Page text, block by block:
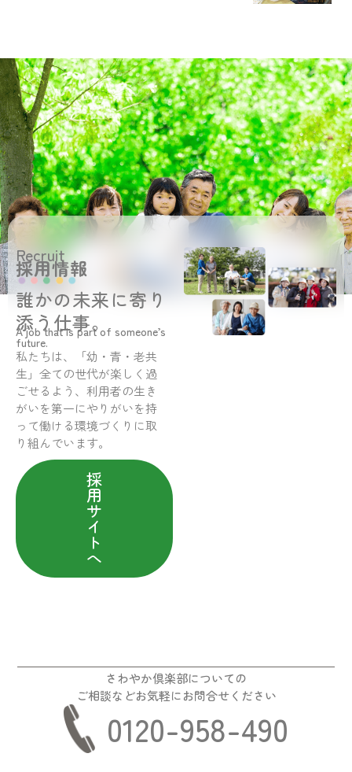
Recruit
採用情報
誰かの未来に寄り
添う仕事。
A job that is part of someone’s
future.
私たちは、「幼・青・老共
生」全ての世代が楽しく過
ごせるよう、利用者の生き
がいを第一にやりがいを持
って働ける環境づくりに取
り組んでいます。
採
用
サ
イ
ト
へ
さわやか倶楽部についての
ご相談などお気軽にお問合せください
0120-958-490